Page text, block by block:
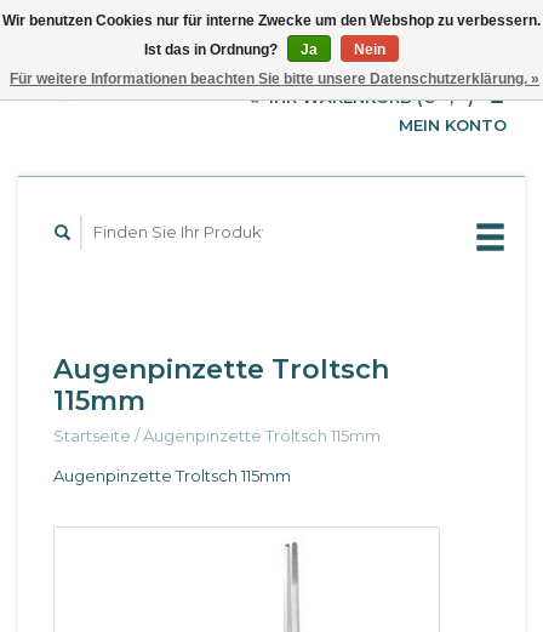
EUR
GBP
USD
English
Français
IHR WARENKORB (€--,--)
MEIN KONTO
Augenpinzette Troltsch
115mm
Startseite /Augenpinzette Troltsch 115mm
Augenpinzette Troltsch 115mm
Wir benutzen Cookies nur für interne Zwecke um den Webshop zu verbessern.
Ist das in Ordnung?
Ja
Nein
Für weitere Informationen beachten Sie bitte unsere Datenschutzerklärung. »